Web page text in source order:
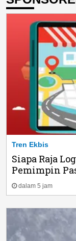
Tren Ekbis
Siapa Raja
Pemimpin
dalam 5 jam